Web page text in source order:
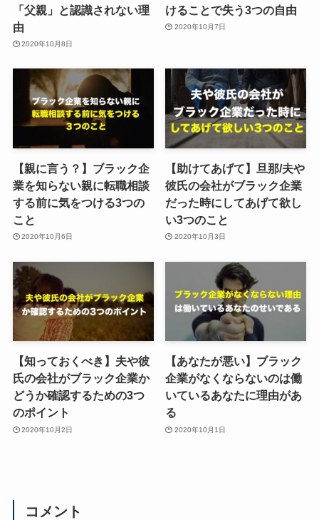
「父親」と認識されない理
由
2020年10月8日
けることで失う3つの自由
2020年10月7日
【親に言う？】ブラック企
業を知らない親に転職相談
する前に気をつける3つの
こと
2020年10月6日
【助けてあげて】旦那/夫や
彼氏の会社がブラック企業
だった時にしてあげて欲し
い3つのこと
2020年10月3日
【知っておくべき】夫や彼
氏の会社がブラック企業か
どうか確認するための3つ
のポイント
2020年10月2日
【あなたが悪い】ブラック
企業がなくならないのは働
いているあなたに理由があ
る
2020年10月1日
コメント